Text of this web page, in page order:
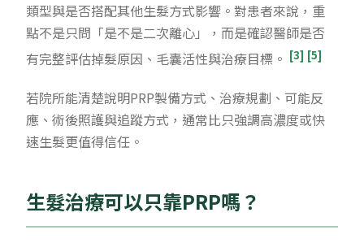
類型與是否搭配其他生髮方式影響。對患者來說，重
點不是只問「是不是二次離心」，而是確認醫師是否
有完整評估掉髮原因、毛囊活性與治療目標。 [3] [5]
若院所能清楚說明PRP製備方式、治療規劃、可能反
應、術後照護與追蹤方式，通常比只強調高濃度或快
速生髮更值得信任。
生髮治療可以只靠PRP嗎？